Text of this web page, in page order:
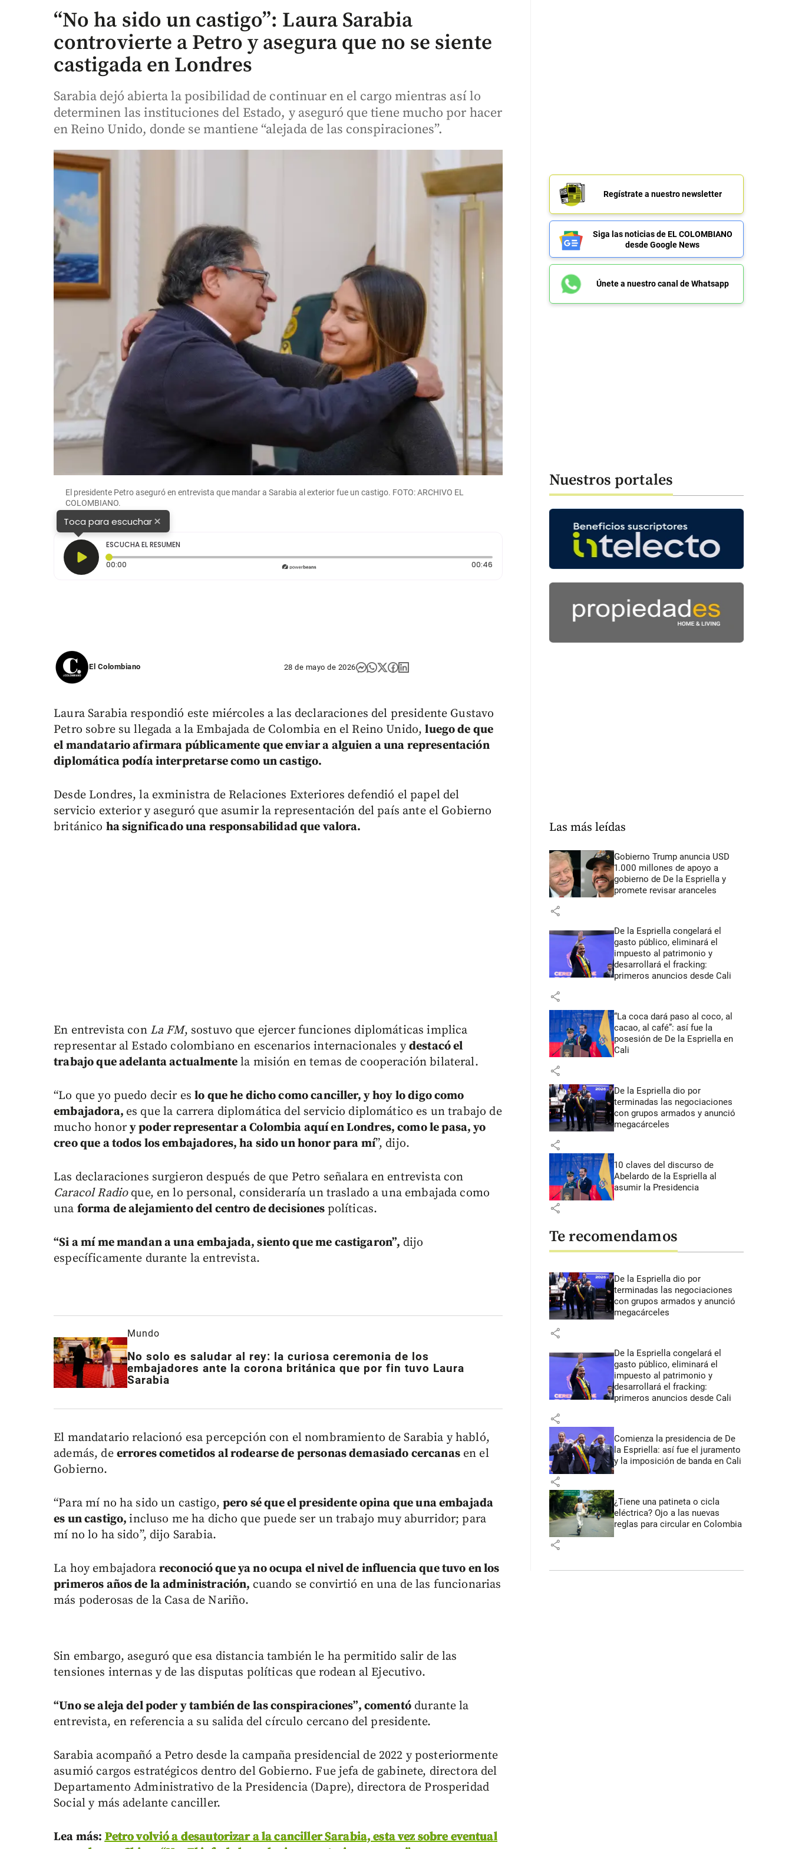
“No ha sido un castigo”: Laura Sarabia
controvierte a Petro y asegura que no se siente
castigada en Londres
Sarabia dejó abierta la posibilidad de continuar en el cargo mientras así lo
determinen las instituciones del Estado, y aseguró que tiene mucho por hacer
en Reino Unido, donde se mantiene “alejada de las conspiraciones”.
El presidente Petro aseguró en entrevista que mandar a Sarabia al exterior fue un castigo. FOTO: ARCHIVO EL
COLOMBIANO.
Toca para escuchar×
ESCUCHA EL RESUMEN
00:00
00:46Duración: 46 segundos
El Colombiano 28 de mayo de 2026
Laura Sarabia respondió este miércoles a las declaraciones del presidente Gustavo
Petro sobre su llegada a la Embajada de Colombia en el Reino Unido,luego de que
el mandatario afirmara públicamente que enviar a alguien a una representación
diplomática podía interpretarse como un castigo.
Desde Londres, la exministra de Relaciones Exteriores defendió el papel del
servicio exterior y aseguró que asumir la representación del país ante el Gobierno
británico ha significado una responsabilidad que valora.
En entrevista con La FM, sostuvo que ejercer funciones diplomáticas implica
representar al Estado colombiano en escenarios internacionales ydestacó el
trabajo que adelanta actualmente la misión en temas de cooperación bilateral.
“Lo que yo puedo decir eslo que he dicho como canciller, y hoy lo digo como
embajadora, es que la carrera diplomática del servicio diplomático es un trabajo de
mucho honory poder representar a Colombia aquí en Londres, como le pasa, yo
creo que a todos los embajadores, ha sido un honor para mí”, dijo.
Las declaraciones surgieron después de que Petro señalara en entrevista con
Caracol Radioque, en lo personal, consideraría un traslado a una embajada como
una forma de alejamiento del centro de decisiones políticas.
“Si a mí me mandan a una embajada, siento que me castigaron”, dijo
específicamente durante la entrevista.
Mundo
No solo es saludar al rey: la curiosa ceremonia de los
embajadores ante la corona británica que por fin tuvo Laura
Sarabia
El mandatario relacionó esa percepción con el nombramiento de Sarabia y habló,
además, de errores cometidos al rodearse de personas demasiado cercanasen el
Gobierno.
“Para mí no ha sido un castigo, pero sé que el presidente opina que una embajada
es un castigo,incluso me ha dicho que puede ser un trabajo muy aburridor; para
mí no lo ha sido”, dijo Sarabia.
La hoy embajadora reconoció que ya no ocupa el nivel de influencia que tuvo en los
primeros años de la administración, cuando se convirtió en una de las funcionarias
más poderosas de la Casa de Nariño.
Sin embargo, aseguró que esa distancia también le ha permitido salir de las
tensiones internas y de las disputas políticas que rodean al Ejecutivo.
“Uno se aleja del poder y también de las conspiraciones”, comentódurante la
entrevista, en referencia a su salida del círculo cercano del presidente.
Sarabia acompañó a Petro desde la campaña presidencial de 2022 y posteriormente
asumió cargos estratégicos dentro del Gobierno. Fue jefa de gabinete, directora del
Departamento Administrativo de la Presidencia (Dapre), directora de Prosperidad
Social y más adelante canciller.
Lea más:Petro volvió a desautorizar a la canciller Sarabia, esta vez sobre eventual
Regístrate a nuestro newsletter
Siga las noticias de EL COLOMBIANO
desde Google News
Únete a nuestro canal de Whatsapp
Nuestros portales
Las más leídas
Gobierno Trump anuncia USD
1.000 millones de apoyo a
gobierno de De la Espriella y
promete revisar aranceles
share
De la Espriella congelará el
gasto público, eliminará el
impuesto al patrimonio y
desarrollará el fracking:
primeros anuncios desde Cali
share
“La coca dará paso al coco, al
cacao, al café”: así fue la
posesión de De la Espriella en
Cali
share
De la Espriella dio por
terminadas las negociaciones
con grupos armados y anunció
megacárceles
share
10 claves del discurso de
Abelardo de la Espriella al
asumir la Presidencia
share
Te recomendamos
De la Espriella dio por
terminadas las negociaciones
con grupos armados y anunció
megacárceles
share
De la Espriella congelará el
gasto público, eliminará el
impuesto al patrimonio y
desarrollará el fracking:
primeros anuncios desde Cali
share
Comienza la presidencia de De
la Espriella: así fue el juramento
y la imposición de banda en Cali
share
¿Tiene una patineta o cicla
eléctrica? Ojo a las nuevas
reglas para circular en Colombia
share